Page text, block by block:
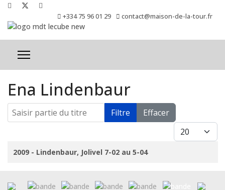
+334 75 96 01 29 contact@maison-de-la-tour.fr
Ena Lindenbaur
Saisir partie du titre Filtre Effacer
Afficher #
Titre
2009 - Lindenbaur, Jolivel 7-02 au 5-04